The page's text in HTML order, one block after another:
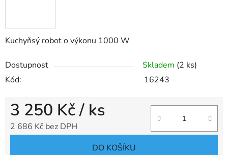
Kuchyňsý robot o výkonu 1000 W
Dostupnost Skladem (2 ks)
Kód:
16243
3 250 Kč/ ks
2 686 Kč bez DPH
DO KOŠÍKU